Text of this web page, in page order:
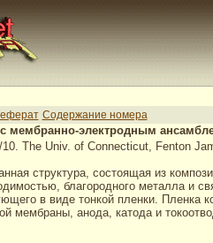
Содержание номера
мембранно-электродным
10. The Univ. of Connecticut, Fenton
структура, состоящая из
благородного металла и
в виде тонкой пленки.
мембраны, анода, катода и